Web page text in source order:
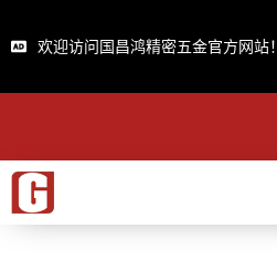
欢迎访问国昌鸿精密五金官方网站！